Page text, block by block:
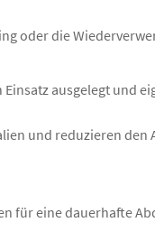
oder die
ausgelegt und
und reduzieren den
für eine dauerhafte